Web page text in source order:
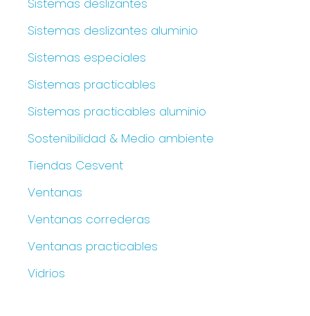
Sistemas deslizantes aluminio
Sistemas especiales
Sistemas practicables
Sistemas practicables aluminio
Sostenibilidad & Medio ambiente
Tiendas Cesvent
Ventanas
Ventanas correderas
Ventanas practicables
Vidrios